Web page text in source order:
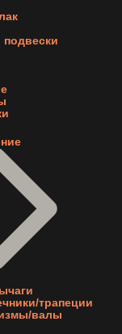
подвески
трапеции
валы